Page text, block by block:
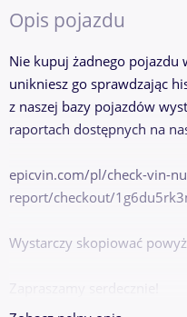
Opis pojazdu
Nie kupuj żadnego pojazdu
unikniesz go sprawdzając
z naszej bazy pojazdów
raportach dostępnych na
epicvin.com/pl/check-vin-
report/checkout/
Wystarczy skopiować